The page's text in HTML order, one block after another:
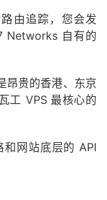
由追踪，您会发
Networks 自有的
昂贵的香港、东京
工 VPS 最核心的
网站底层的 API